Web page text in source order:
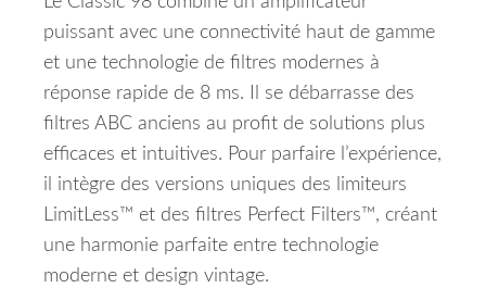
puissant avec une connectivité haut de gamme
et une technologie de filtres modernes à
réponse rapide de 8 ms. Il se débarrasse des
filtres ABC anciens au profit de solutions plus
efficaces et intuitives. Pour parfaire l’expérience,
il intègre des versions uniques des limiteurs
LimitLess™ et des filtres Perfect Filters™, créant
une harmonie parfaite entre technologie
moderne et design vintage.